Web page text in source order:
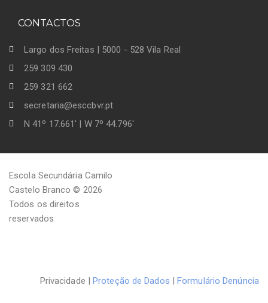
CONTACTOS
Largo dos Freitas | 5000 - 528 Vila Real
259 309 430
259 321 662
secretaria@esccbvr.pt
N 41º 17.661' | W 7º 44.796'
Escola Secundária Camilo
Castelo Branco © 2026
Todos os direitos
reservados
Privacidade |Proteção de Dados |Formulário Denúncia